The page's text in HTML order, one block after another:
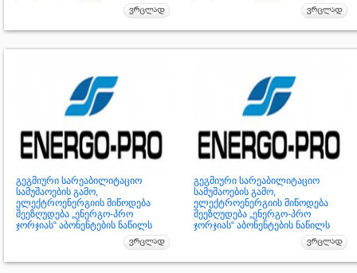
გეგმიური სარეაბილიტაციო
სამუშაოების გამო,
ელექტროენერგიის მიწოდება
შეეზღუდება „ენერგო-პრო
ჯორჯიას“ აბონენტების ნაწილს
გეგმიური სარეაბილიტაციო
სამუშაოების გამო,
ელექტროენერგიის მიწოდება
შეეზღუდება „ენერგო-პრო
ჯორჯიას“ აბონენტების ნაწილს